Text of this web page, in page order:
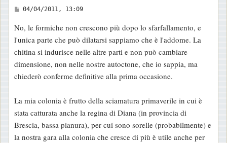
M
s
s
a
g
g
o
04/04/2011, 13:09
No, le formiche non crescono più dopo lo sfarfallamento, e
l'unica parte che può dilatarsi sappiamo che è l'addome. La
chitina si indurisce nelle altre parti e non può cambiare
dimensione, non nelle nostre autoctone, che io sappia, ma
chiederò conferme definitive alla prima occasione.
La mia colonia è frutto della sciamatura primaverile in cui è
stata catturata anche la regina di Diana (in provincia di
Brescia, bassa pianura), per cui sono sorelle (probabilmente) e
la nostra gara alla colonia che cresce di più è utile anche per